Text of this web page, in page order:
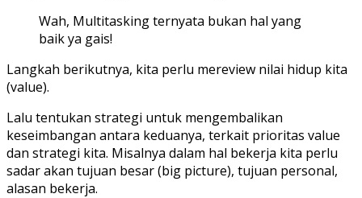
Wah, Multitasking ternyata bukan hal yang
baik ya gais!
Langkah berikutnya, kita perlu mereview nilai hidup kita
(value).
Lalu tentukan strategi untuk mengembalikan
keseimbangan antara keduanya, terkait prioritas value
dan strategi kita. Misalnya dalam hal bekerja kita perlu
sadar akan tujuan besar (big picture), tujuan personal,
alasan bekerja.